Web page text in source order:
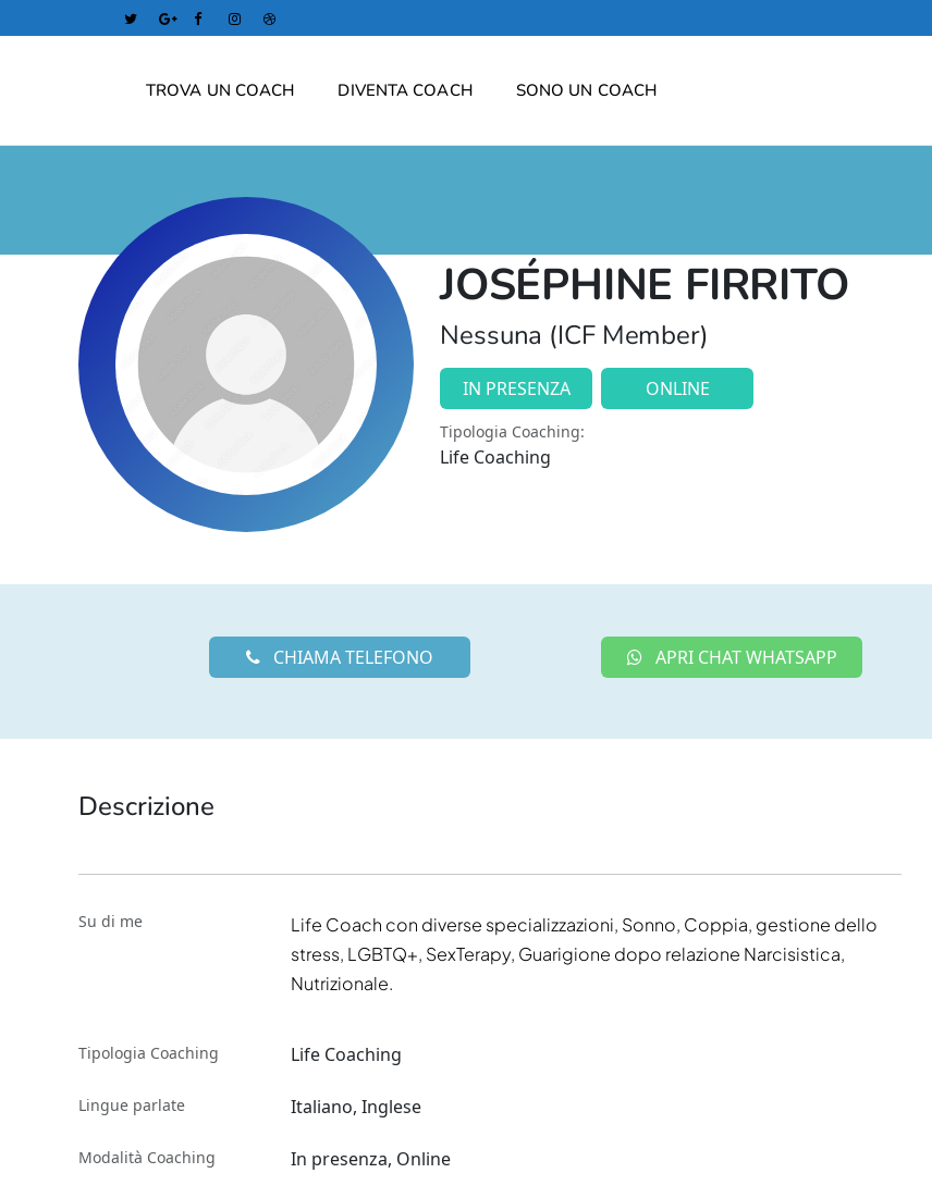
TROVA UN COACH DIVENTA COACH SONO UN COACH
JOSÉPHINE FIRRITO
Nessuna (ICF Member)
IN PRESENZA ONLINE
Tipologia Coaching:
Life Coaching
CHIAMA TELEFONO APRI CHAT WHATSAPP
Descrizione
Su di me
Life Coach con diverse specializzazioni, Sonno, Coppia, gestione dello
stress, LGBTQ+, SexTerapy, Guarigione dopo relazione Narcisistica,
Nutrizionale.
Tipologia Coaching Life Coaching
Lingue parlate Italiano, Inglese
Modalità Coaching In presenza, Online